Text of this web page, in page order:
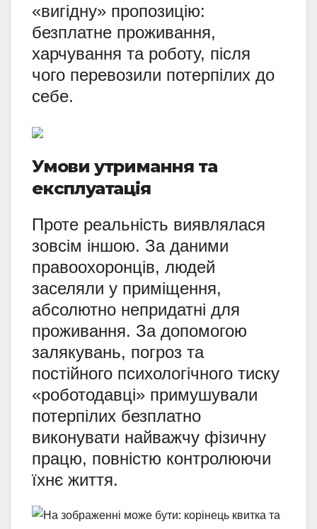
«вигідну» пропозицію:
безплатне проживання,
харчування та роботу, після
чого перевозили потерпілих до
себе.
Умови утримання та
експлуатація
Проте реальність виявлялася
зовсім іншою. За даними
правоохоронців, людей
заселяли у приміщення,
абсолютно непридатні для
проживання. За допомогою
залякувань, погроз та
постійного психологічного тиску
«роботодавці» примушували
потерпілих безплатно
виконувати найважчу фізичну
працю, повністю контролюючи
їхнє життя.